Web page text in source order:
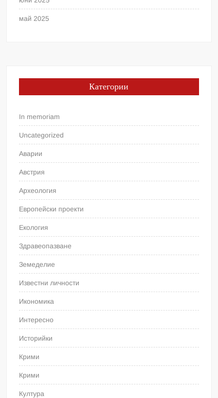
май 2025
Категории
In memoriam
Uncategorized
Аварии
Австрия
Археология
Европейски проекти
Екология
Здравеопазване
Земеделие
Известни личности
Икономика
Интересно
Историйки
Крими
Крими
Култура